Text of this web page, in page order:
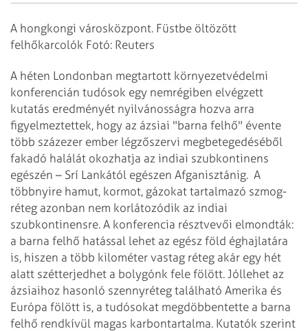
A hongkongi városközpont. Füstbe öltözött
felhőkarcolók Fotó: Reuters
A héten Londonban megtartott környezetvédelmi
konferencián tudósok egy nemrégiben elvégzett
kutatás eredményét nyilvánosságra hozva arra
figyelmeztettek, hogy az ázsiai "barna felhő" évente
több százezer ember légzőszervi megbetegedéséből
fakadó halálát okozhatja az indiai szubkontinens
egészén – Srí Lankától egészen Afganisztánig. A
többnyire hamut, kormot, gázokat tartalmazó szmog-
réteg azonban nem korlátozódik az indiai
szubkontinensre. A konferencia résztvevői elmondták:
a barna felhő hatással lehet az egész föld éghajlatára
is, hiszen a több kilométer vastag réteg akár egy hét
alatt szétterjedhet a bolygónk fele fölött. Jóllehet az
ázsiaihoz hasonló szennyréteg található Amerika és
Európa fölött is, a tudósokat megdöbbentette a barna
felhő rendkívül magas karbontartalma. Kutatók szerint